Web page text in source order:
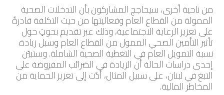
من ناحية أخرى، سيحاجج المشاركون بأن التدخلات الصحية
الممولة من القطاع العام وفعاليتها من حيث التكلفة قادرةٌ
على تعزيز الرعاية الاجتماعية، وذلك عبر تقديم بحوثٍ حول
تأثير التأمين الصحي الممول من القطاع العام وسبل زيادة
نسبة التمويل العام في التغطية الصحية الشاملة. وستبيّن
إحدى دراسات الحالة أن الزيادة في الضرائب المفروضة على
التبغ في لبنان، على سبيل المثال، أدّت إلى تعزيز الحماية من
المخاطر المالية.